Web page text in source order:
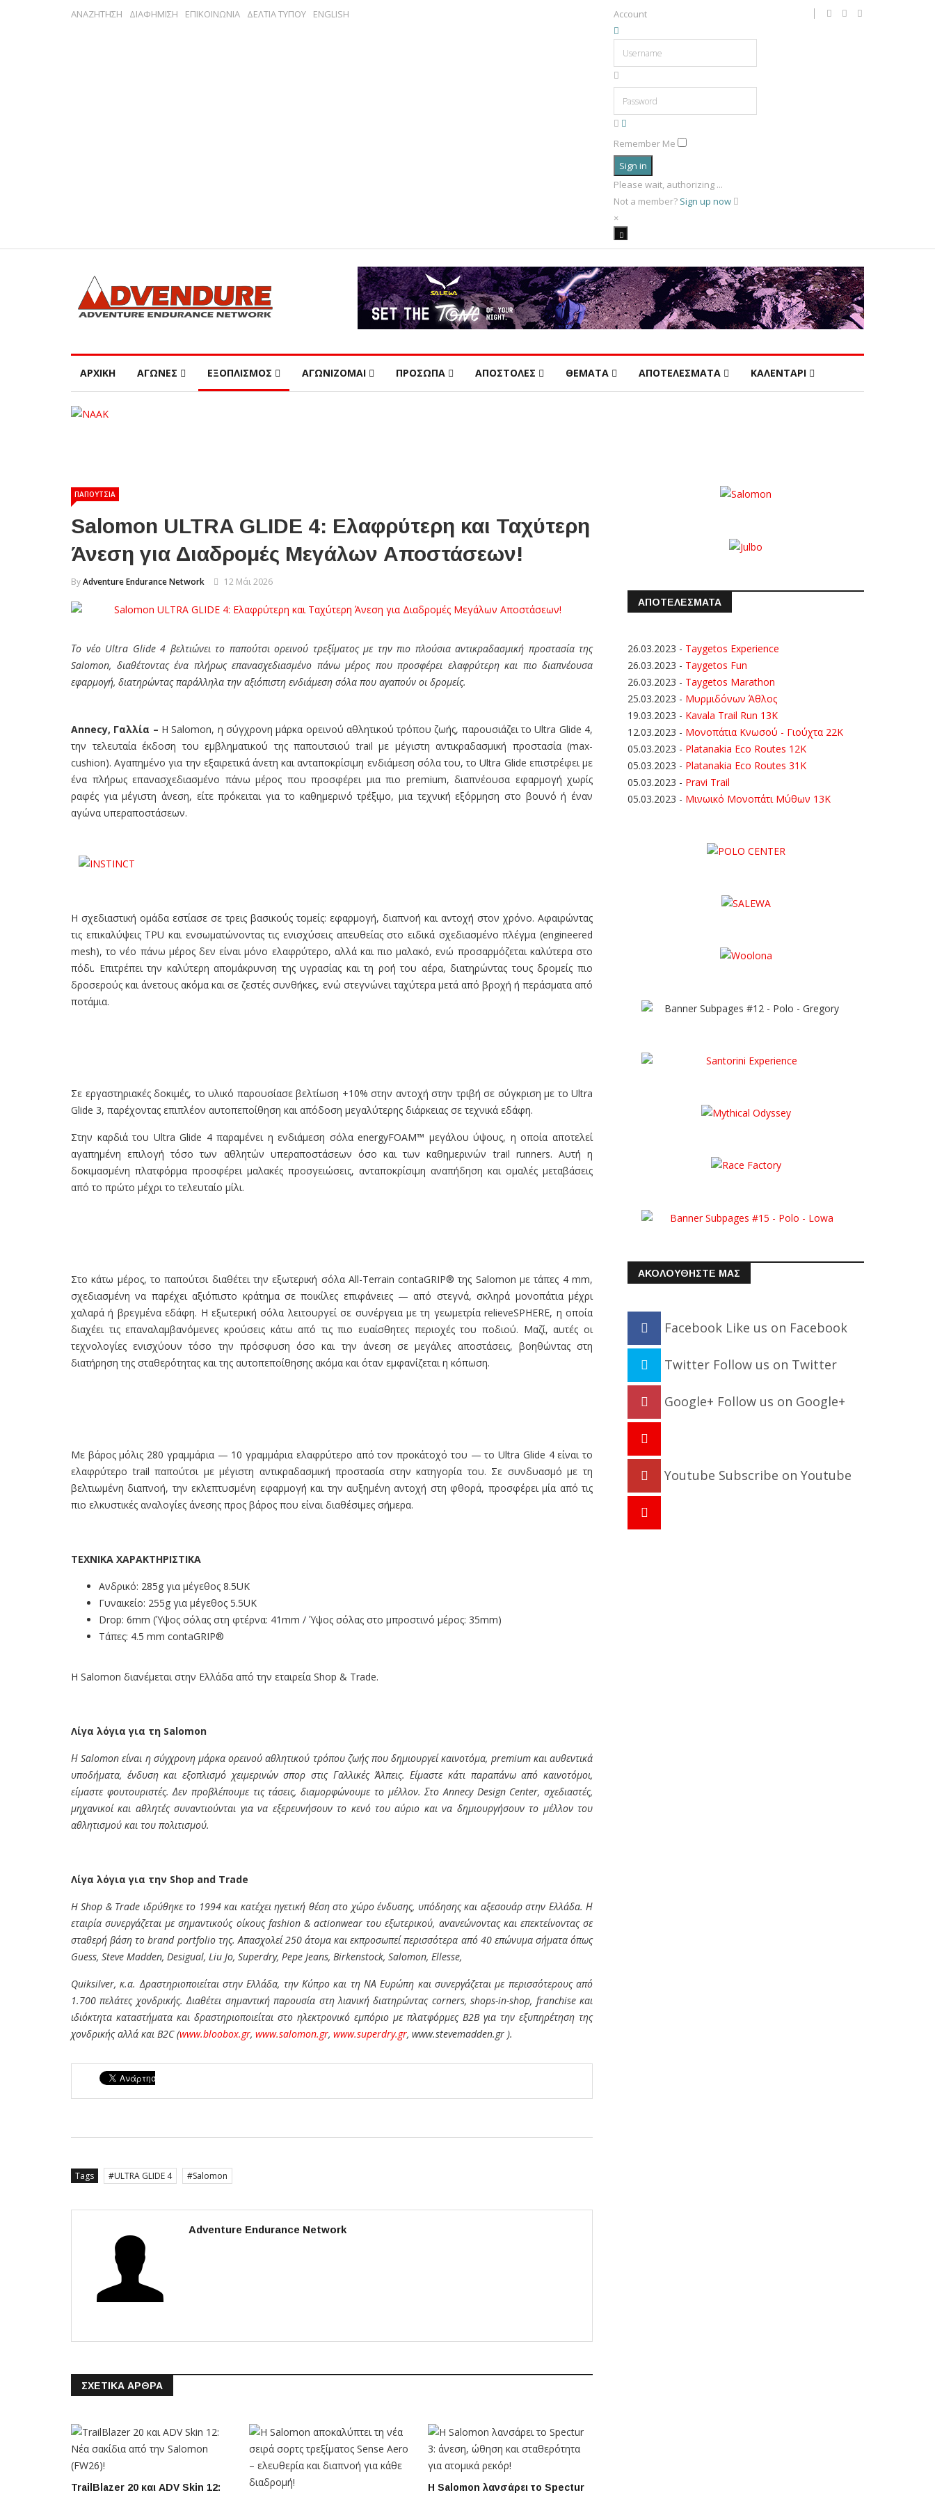
ΑΝΑΖΗΤΗΣΗ ΔΙΑΦΗΜΙΣΗ ΕΠΙΚΟΙΝΩΝΙΑ ΔΕΛΤΙΑ ΤΥΠΟΥ ENGLISH Account
Remember Me
Sign in
Please wait, authorizing ...
Not a member? Sign up now
×
ΑΡΧΙΚΗ ΑΓΩΝΕΣ ΕΞΟΠΛΙΣΜΟΣ ΑΓΩΝΙΖΟΜΑΙ ΠΡΟΣΩΠΑ ΑΠΟΣΤΟΛΕΣ ΘΕΜΑΤΑ ΑΠΟΤΕΛΕΣΜΑΤΑ ΚΑΛΕΝΤΑΡΙ
ΠΑΠΟΥΤΣΙΑ
Salomon ULTRA GLIDE 4: Ελαφρύτερη και Ταχύτερη
Άνεση για Διαδρομές Μεγάλων Αποστάσεων!
ByAdventure Endurance Network 12 Μάι 2026
Το νέο Ultra Glide 4 βελτιώνει το παπούτσι ορεινού τρεξίματος με την πιο πλούσια αντικραδασμική προστασία της
Salomon, διαθέτοντας ένα πλήρως επανασχεδιασμένο πάνω μέρος που προσφέρει ελαφρύτερη και πιο διαπνέουσα
εφαρμογή, διατηρώντας παράλληλα την αξιόπιστη ενδιάμεση σόλα που αγαπούν οι δρομείς.
Annecy, Γαλλία – Η Salomon, η σύγχρονη μάρκα ορεινού αθλητικού τρόπου ζωής, παρουσιάζει το Ultra Glide 4,
την τελευταία έκδοση του εμβληματικού της παπουτσιού trail με μέγιστη αντικραδασμική προστασία (max-
cushion). Αγαπημένο για την εξαιρετικά άνετη και ανταποκρίσιμη ενδιάμεση σόλα του, το Ultra Glide επιστρέφει με
ένα πλήρως επανασχεδιασμένο πάνω μέρος που προσφέρει μια πιο premium, διαπνέουσα εφαρμογή χωρίς
ραφές για μέγιστη άνεση, είτε πρόκειται για το καθημερινό τρέξιμο, μια τεχνική εξόρμηση στο βουνό ή έναν
αγώνα υπεραποστάσεων.
Η σχεδιαστική ομάδα εστίασε σε τρεις βασικούς τομείς: εφαρμογή, διαπνοή και αντοχή στον χρόνο. Αφαιρώντας
τις επικαλύψεις TPU και ενσωματώνοντας τις ενισχύσεις απευθείας στο ειδικά σχεδιασμένο πλέγμα (engineered
mesh), το νέο πάνω μέρος δεν είναι μόνο ελαφρύτερο, αλλά και πιο μαλακό, ενώ προσαρμόζεται καλύτερα στο
πόδι. Επιτρέπει την καλύτερη απομάκρυνση της υγρασίας και τη ροή του αέρα, διατηρώντας τους δρομείς πιο
δροσερούς και άνετους ακόμα και σε ζεστές συνθήκες, ενώ στεγνώνει ταχύτερα μετά από βροχή ή περάσματα από
ποτάμια.
Σε εργαστηριακές δοκιμές, το υλικό παρουσίασε βελτίωση +10% στην αντοχή στην τριβή σε σύγκριση με το Ultra
Glide 3, παρέχοντας επιπλέον αυτοπεποίθηση και απόδοση μεγαλύτερης διάρκειας σε τεχνικά εδάφη.
Στην καρδιά του Ultra Glide 4 παραμένει η ενδιάμεση σόλα energyFOAM™ μεγάλου ύψους, η οποία αποτελεί
αγαπημένη επιλογή τόσο των αθλητών υπεραποστάσεων όσο και των καθημερινών trail runners. Αυτή η
δοκιμασμένη πλατφόρμα προσφέρει μαλακές προσγειώσεις, ανταποκρίσιμη αναπήδηση και ομαλές μεταβάσεις
από το πρώτο μέχρι το τελευταίο μίλι.
Στο κάτω μέρος, το παπούτσι διαθέτει την εξωτερική σόλα All-Terrain contaGRIP® της Salomon με τάπες 4 mm,
σχεδιασμένη να παρέχει αξιόπιστο κράτημα σε ποικίλες επιφάνειες — από στεγνά, σκληρά μονοπάτια μέχρι
χαλαρά ή βρεγμένα εδάφη. Η εξωτερική σόλα λειτουργεί σε συνέργεια με τη γεωμετρία relieveSPHERE, η οποία
διαχέει τις επαναλαμβανόμενες κρούσεις κάτω από τις πιο ευαίσθητες περιοχές του ποδιού. Μαζί, αυτές οι
τεχνολογίες ενισχύουν τόσο την πρόσφυση όσο και την άνεση σε μεγάλες αποστάσεις, βοηθώντας στη
διατήρηση της σταθερότητας και της αυτοπεποίθησης ακόμα και όταν εμφανίζεται η κόπωση.
Με βάρος μόλις 280 γραμμάρια — 10 γραμμάρια ελαφρύτερο από τον προκάτοχό του — το Ultra Glide 4 είναι το
ελαφρύτερο trail παπούτσι με μέγιστη αντικραδασμική προστασία στην κατηγορία του. Σε συνδυασμό με τη
βελτιωμένη διαπνοή, την εκλεπτυσμένη εφαρμογή και την αυξημένη αντοχή στη φθορά, προσφέρει μία από τις
πιο ελκυστικές αναλογίες άνεσης προς βάρος που είναι διαθέσιμες σήμερα.
TEXNIKA ΧΑΡΑΚΤΗΡΙΣΤΙΚΑ
Ανδρικό: 285g για μέγεθος 8.5UK
Γυναικείο: 255g για μέγεθος 5.5UK
Drop: 6mm (Ύψος σόλας στη φτέρνα: 41mm / Ύψος σόλας στο μπροστινό μέρος: 35mm)
Τάπες: 4.5 mm contaGRIP®
Η Salomon διανέμεται στην Ελλάδα από την εταιρεία Shop & Trade.
Λίγα λόγια για τη Salomon
Η Salomon είναι η σύγχρονη μάρκα ορεινού αθλητικού τρόπου ζωής που δημιουργεί καινοτόμα, premium και αυθεντικά
υποδήματα, ένδυση και εξοπλισμό χειμερινών σπορ στις Γαλλικές Άλπεις. Είμαστε κάτι παραπάνω από καινοτόμοι,
είμαστε φουτουριστές. Δεν προβλέπουμε τις τάσεις, διαμορφώνουμε το μέλλον. Στο Annecy Design Center, σχεδιαστές,
μηχανικοί και αθλητές συναντιούνται για να εξερευνήσουν το κενό του αύριο και να δημιουργήσουν το μέλλον του
αθλητισμού και του πολιτισμού.
Λίγα λόγια για την Shop and Trade
H Shop & Trade ιδρύθηκε το 1994 και κατέχει ηγετική θέση στο χώρο ένδυσης, υπόδησης και αξεσουάρ στην Ελλάδα. Η
εταιρία συνεργάζεται με σημαντικούς οίκους fashion & actionwear του εξωτερικού, ανανεώνοντας και επεκτείνοντας σε
σταθερή βάση το brand portfolio της. Απασχολεί 250 άτομα και εκπροσωπεί περισσότερα από 40 επώνυμα σήματα όπως
Guess, Steve Madden, Desigual, Liu Jo, Superdry, Pepe Jeans, Birkenstock, Salomon, Ellesse,
Quiksilver, κ.α. Δραστηριοποιείται στην Ελλάδα, την Κύπρο και τη ΝΑ Ευρώπη και συνεργάζεται με περισσότερους από
1.700 πελάτες χονδρικής. Διαθέτει σημαντική παρουσία στη λιανική διατηρώντας corners, shops-in-shop, franchise και
ιδιόκτητα καταστήματα και δραστηριοποιείται στο ηλεκτρονικό εμπόριο με πλατφόρμες B2B για την εξυπηρέτηση της
χονδρικής αλλά και B2C (www.bloobox.gr, www.salomon.gr, www.superdry.gr, www.stevemadden.gr ).
Tags ULTRA GLIDE 4 Salomon
Adventure Endurance Network
ΣΧΕΤΙΚΆ ΆΡΘΡΑ
TrailBlazer 20 και ADV Skin 12:
Η Salomon λανσάρει το Spectur
ΑΠΟΤΕΛΕΣΜΑΤΑ
26.03.2023 - Taygetos Experience
26.03.2023 - Taygetos Fun
26.03.2023 - Taygetos Marathon
25.03.2023 - Μυρμιδόνων Άθλος
19.03.2023 - Kavala Trail Run 13K
12.03.2023 - Μονοπάτια Κνωσού - Γιούχτα 22Κ
05.03.2023 - Platanakia Eco Routes 12K
05.03.2023 - Platanakia Eco Routes 31K
05.03.2023 - Pravi Trail
05.03.2023 - Μινωικό Μονοπάτι Μύθων 13Κ
ΑΚΟΛΟΥΘΗΣΤΕ ΜΑΣ
Facebook Like us on Facebook
Twitter Follow us on Twitter
Google+ Follow us on Google+
Youtube Subscribe on Youtube